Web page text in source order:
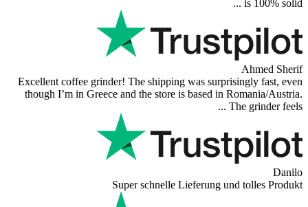
Excellent coffee grinder! The shipping was
though I’m in Greece and the store is based in
Super schnelle Lieferung